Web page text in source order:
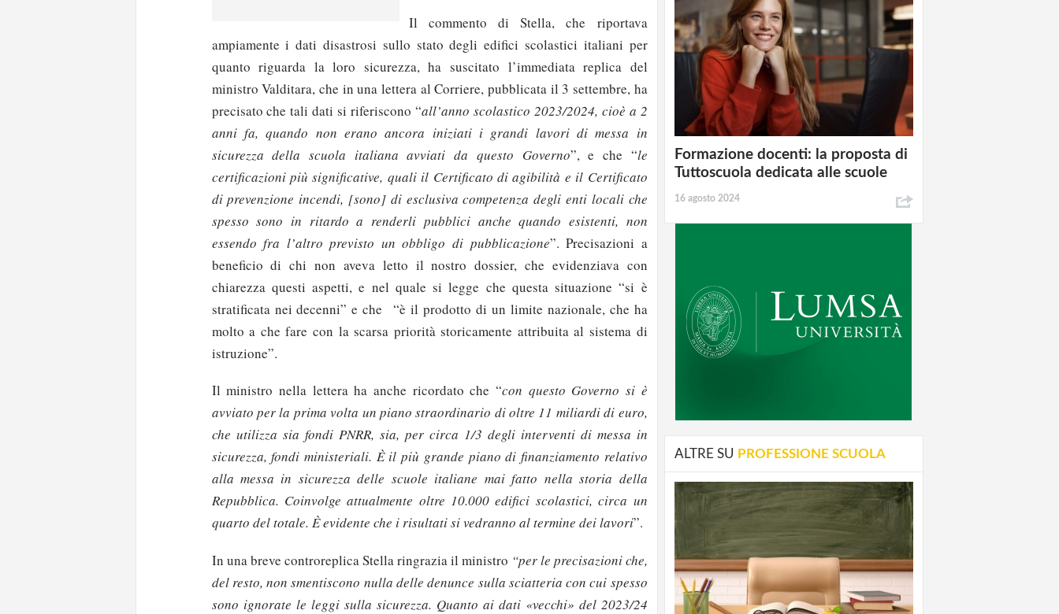
Il commento di Stella, che riportava
ampiamente i dati disastrosi sullo stato degli edifici scolastici italiani per
quanto riguarda la loro sicurezza, ha suscitato l’immediata replica del
ministro Valditara, che in una lettera al Corriere, pubblicata il 3 settembre, ha
precisato che tali dati si riferiscono “all’anno scolastico 2023/2024, cioè a 2
anni fa, quando non erano ancora iniziati i grandi lavori di messa in
sicurezza della scuola italiana avviati da questo Governo”, e che “le
certificazioni più significative, quali il Certificato di agibilità e il Certificato
di prevenzione incendi, [sono] di esclusiva competenza degli enti locali che
spesso sono in ritardo a renderli pubblici anche quando esistenti, non
essendo fra l’altro previsto un obbligo di pubblicazione”. Precisazioni a
beneficio di chi non aveva letto il nostro dossier, che evidenziava con
chiarezza questi aspetti, e nel quale si legge che questa situazione “si è
stratificata nei decenni” e che “è il prodotto di un limite nazionale, che ha
molto a che fare con la scarsa priorità storicamente attribuita al sistema di
istruzione”.
Il ministro nella lettera ha anche ricordato che “con questo Governo si è
avviato per la prima volta un piano straordinario di oltre 11 miliardi di euro,
che utilizza sia fondi PNRR, sia, per circa 1/3 degli interventi di messa in
sicurezza, fondi ministeriali. È il più grande piano di finanziamento relativo
alla messa in sicurezza delle scuole italiane mai fatto nella storia della
Repubblica. Coinvolge attualmente oltre 10.000 edifici scolastici, circa un
quarto del totale. È evidente che i risultati si vedranno al termine dei lavori”.
In una breve controreplica Stella ringrazia il ministro “per le precisazioni che,
del resto, non smentiscono nulla delle denunce sulla sciatteria con cui spesso
sono ignorate le leggi sulla sicurezza. Quanto ai dati «vecchi» del 2023/24
Formazione docenti: la proposta di
Tuttoscuola dedicata alle scuole
16 agosto 2024
ALTRE SU PROFESSIONE SCUOLA